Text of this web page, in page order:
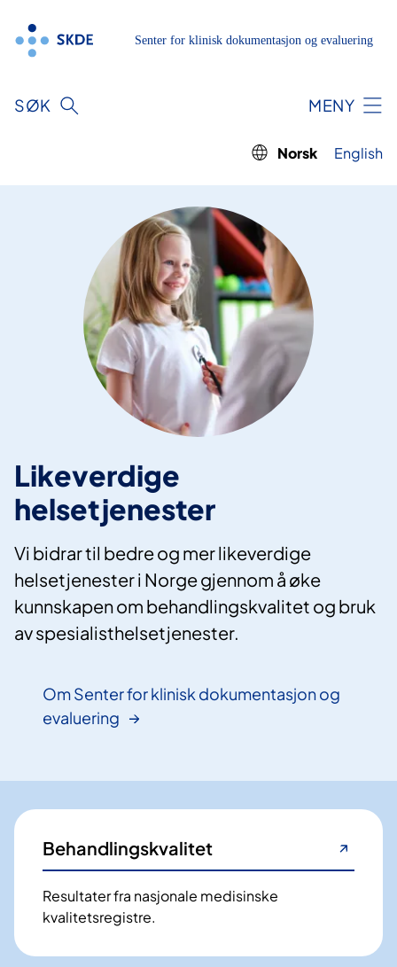
innhold
SØK MENY
Norsk English
Likeverdige
helsetjenester
Vi bidrar til bedre og mer likeverdige
helsetjenester i Norge gjennom å øke
kunnskapen om behandlingskvalitet og bruk
av spesialisthelsetjenester.
Om Senter for klinisk dokumentasjon og
evaluering
Behandlingskvalitet
Resultater fra nasjonale medisinske
kvalitetsregistre.